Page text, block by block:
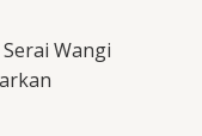
Wangi